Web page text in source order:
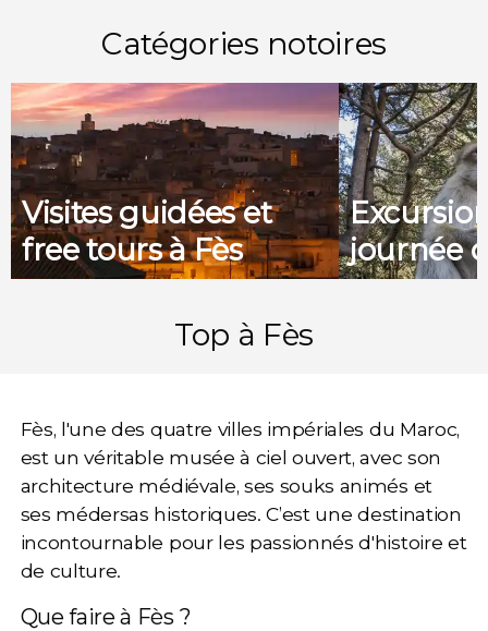
Catégories notoires
Visites guidées et
free tours à Fès
journée
Top à Fès
Fès, l'une des quatre villes impériales du Maroc,
est un véritable musée à ciel ouvert, avec son
architecture médiévale, ses souks animés et
ses médersas historiques. C’est unedestination
incontournable pour les passionnés d'histoire et
de culture.
Que faire à Fès ?